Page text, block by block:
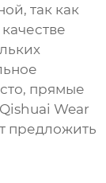
так как
прямые
Wear
предложить